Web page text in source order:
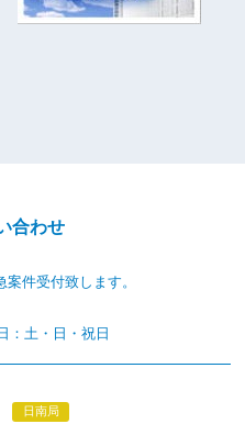
合わせ
件受付致します。
：土・日・祝日
日南局